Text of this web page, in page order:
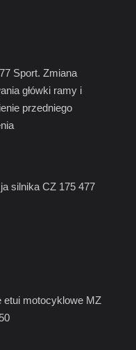
Sport. Zmiana
główki ramy i
przedniego
silnika CZ 175 477
etui motocyklowe MZ